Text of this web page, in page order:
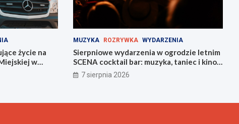
życie na
w
MUZYKA ROZRYWKA WYDARZENIA
Sierpniowe wydarzenia w ogrodzie letnim
SCENA cocktail bar: muzyka, taniec i kino
na świeżym powietrzu
7 sierpnia 2026